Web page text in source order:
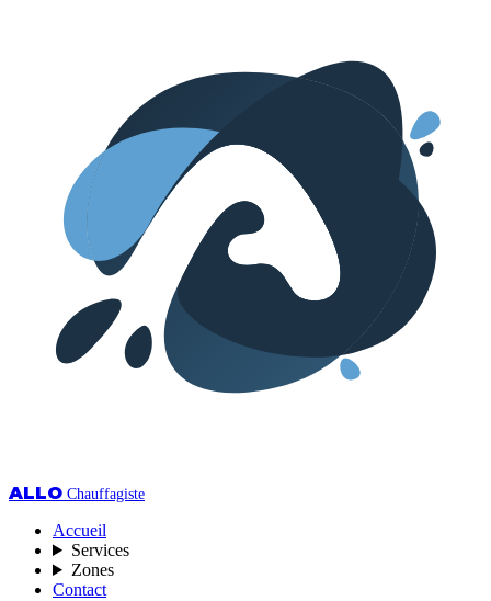
ALLO Chauffagiste
Accueil
Services
Zones
Contact